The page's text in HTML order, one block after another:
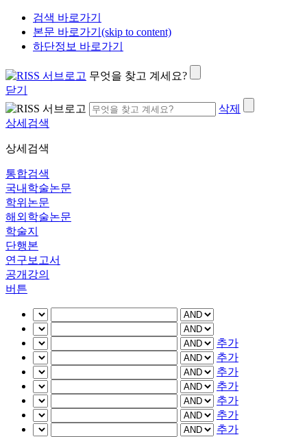
검색 바로가기
본문 바로가기(skip to content)
하단정보 바로가기
무엇을 찾고 계세요?
닫기
삭제
상세검색
상세검색
통합검색
국내학술논문
학위논문
해외학술논문
학술지
단행본
연구보고서
공개강의
버튼
추가
추가
추가
추가
추가
추가
추가